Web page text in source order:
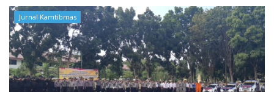
Jurnal Kamtibmas